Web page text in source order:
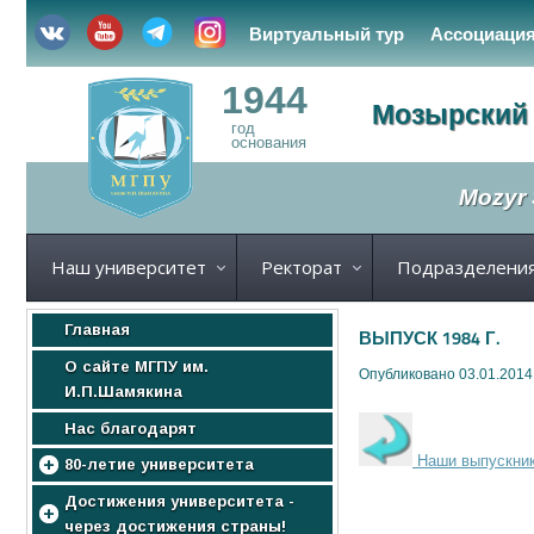
Виртуальный тур
1944
год
основания
Мозырский
Mozyr
Наш университет Ректорат
Главная
О сайте МГПУ им.
И.П.Шамякина
Нас благодарят
80-летие университета
МГПУ
Нас поздравляют!
Достижения университета -
через достижения страны!
ВЫПУСК 1984 Г.
Опубликовано 03.01.2014
Наши